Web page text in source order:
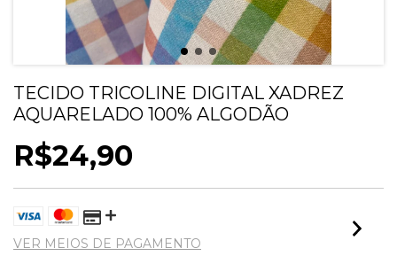
TECIDO TRICOLINE DIGITAL XADREZ
AQUARELADO 100% ALGODÃO
R$24,90
VER MEIOS DE PAGAMENTO